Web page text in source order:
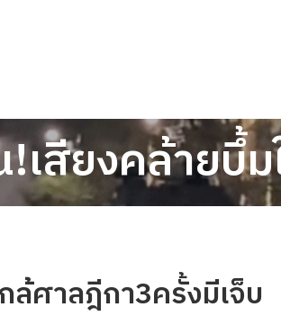
เสียงคล้ายบึ้
ล้ศาลฎีกา3ครั้งมีเจ็บ